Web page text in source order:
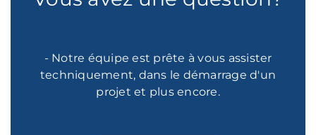
- Notre équipe est prête à vous assister
techniquement, dans le démarrage d'un
projet et plus encore.